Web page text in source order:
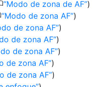
Modo de zona de AF )
Modo de zona AF )
de zona AF )
de zona AF )
de zona AF )
de zona AF )
de zona AF )